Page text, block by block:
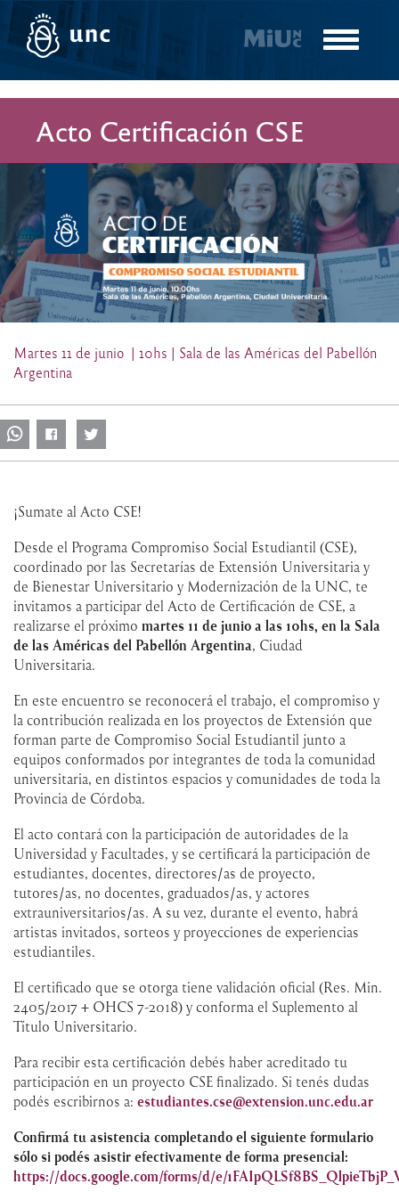
Pasar
contenido
Toggle
Acto Certificación CSE
Martes 11 de junio | 10hs | Sala de las Américas del Pabellón
Argentina
¡Sumate al Acto CSE!
Desde el Programa Compromiso Social Estudiantil (CSE),
coordinado por las Secretarías de Extensión Universitaria y
de Bienestar Universitario y Modernización de la UNC, te
invitamos a participar del Acto de Certificación de CSE, a
realizarse el próximo martes 11 de junio a las 10hs, en la Sala
de las Américas del Pabellón Argentina, Ciudad
Universitaria.
En este encuentro se reconocerá el trabajo, el compromiso y
la contribución realizada en los proyectos de Extensión que
forman parte de Compromiso Social Estudiantil junto a
equipos conformados por integrantes de toda la comunidad
universitaria, en distintos espacios y comunidades de toda la
Provincia de Córdoba.
El acto contará con la participación de autoridades de la
Universidad y Facultades, y se certificará la participación de
estudiantes, docentes, directores/as de proyecto,
tutores/as, no docentes, graduados/as, y actores
extrauniversitarios/as. A su vez, durante el evento, habrá
artistas invitados, sorteos y proyecciones de experiencias
estudiantiles.
El certificado que se otorga tiene validación oficial (Res. Min.
2405/2017 + OHCS 7-2018) y conforma el Suplemento al
Título Universitario.
Para recibir esta certificación debés haber acreditado tu
participación en un proyecto CSE finalizado. Si tenés dudas
podés escribirnos a: estudiantes.cse@extension.unc.edu.ar
Confirmá tu asistencia completando el siguiente formulario
sólo si podés asistir efectivamente de forma presencial:
https://docs.google.com/forms/d/e/